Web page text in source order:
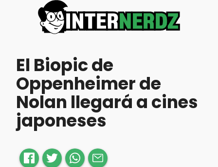
El Biopic de
Oppenheimer de
Nolan llegará a cines
japoneses